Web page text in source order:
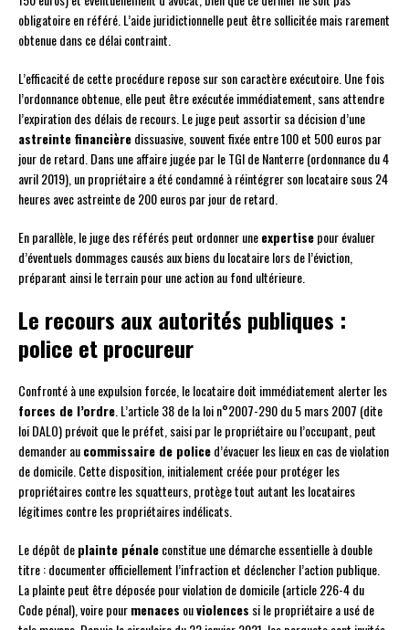
obligatoire en référé. L’aide juridictionnelle peut être sollicitée mais rarement
obtenue dans ce délai contraint.
L’efficacité de cette procédure repose sur son caractère exécutoire. Une fois
l’ordonnance obtenue, elle peut être exécutée immédiatement, sans attendre
l’expiration des délais de recours. Le juge peut assortir sa décision d’une
astreinte financièredissuasive, souvent fixée entre 100 et 500 euros par
jour de retard. Dans une affaire jugée par le TGI de Nanterre (ordonnance du 4
avril 2019), un propriétaire a été condamné à réintégrer son locataire sous 24
heures avec astreinte de 200 euros par jour de retard.
En parallèle, le juge des référés peut ordonner uneexpertisepour évaluer
d’éventuels dommages causés aux biens du locataire lors de l’éviction,
préparant ainsi le terrain pour une action au fond ultérieure.
Le recours aux autorités publiques :
police et procureur
Confronté à une expulsion forcée, le locataire doit immédiatement alerter les
forces de l’ordre . L’article 38 de la loi n°2007-290 du 5 mars 2007 (dite
loi DALO) prévoit que le préfet, saisi par le propriétaire ou l’occupant, peut
demander aucommissaire de policed’évacuer les lieux en cas de violation
de domicile. Cette disposition, initialement créée pour protéger les
propriétaires contre les squatteurs, protège tout autant les locataires
légitimes contre les propriétaires indélicats.
Le dépôt deplainte pénaleconstitue une démarche essentielle à double
titre : documenter officiellement l’infraction et déclencher l’action publique.
La plainte peut être déposée pour violation de domicile (article 226-4 du
Code pénal), voire pourmenaces ouviolences si le propriétaire a usé de